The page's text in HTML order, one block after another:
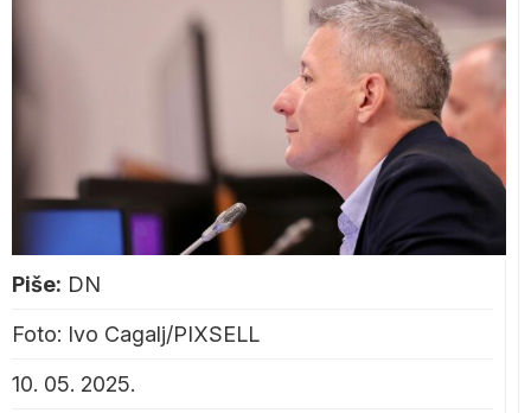
Piše: DN
Foto: Ivo Cagalj/PIXSELL
10. 05. 2025.